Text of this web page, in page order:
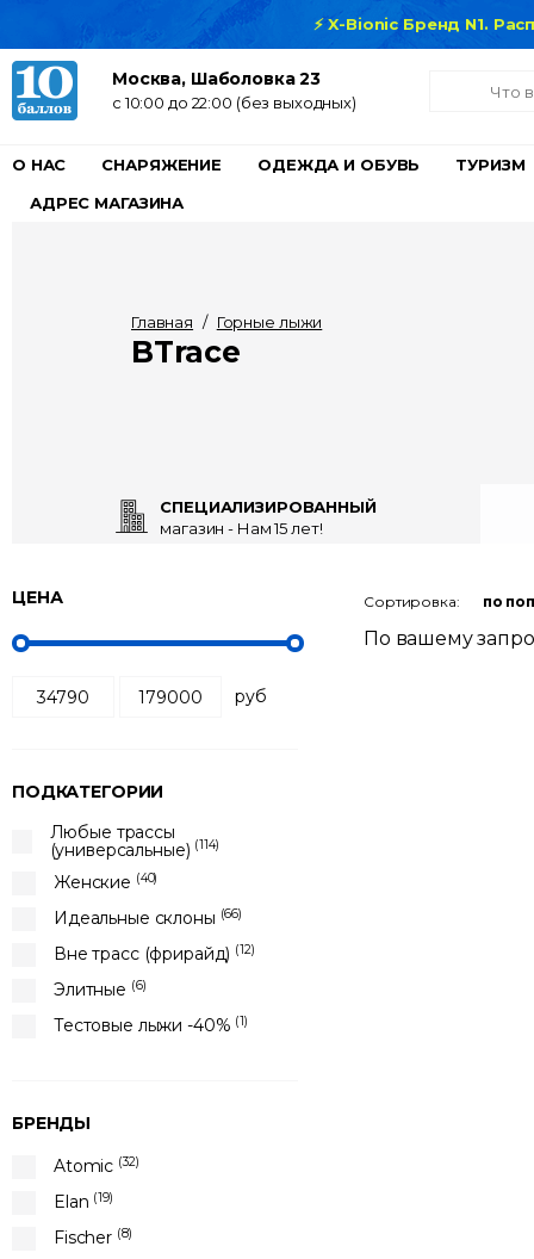
⚡ X-Bionic Бренд N1.
Москва, Шаболовка 23
c 10:00 до 22:00 (без выходных)
О НАС СНАРЯЖЕНИЕ ОДЕЖДА И ОБУВЬ
ТУРИЗМ
АДРЕС МАГАЗИНА
Главная / Горные лыжи
BTrace
СПЕЦИАЛИЗИРОВАННЫЙ
магазин - Нам 15 лет!
ЦЕНА
руб
ПОДКАТЕГОРИИ
Любые трассы
(универсальные) (114)
Женские (40)
Идеальные склоны (66)
Вне трасс (фрирайд) (12)
Элитные (6)
Тестовые лыжи -40% (1)
БРЕНДЫ
Atomic (32)
Elan (19)
Fischer (8)
Сортировка: по
По вашему